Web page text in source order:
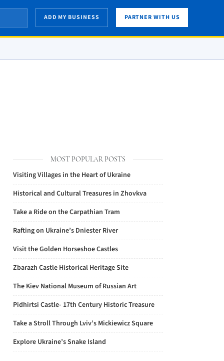
ADD MY BUSINESS PARTNER WITH US
MOST POPULAR POSTS
Visiting Villages in the Heart of Ukraine
Historical and Cultural Treasures in Zhovkva
Take a Ride on the Carpathian Tram
Rafting on Ukraine’s Dniester River
Visit the Golden Horseshoe Castles
Zbarazh Castle Historical Heritage Site
The Kiev National Museum of Russian Art
Pidhirtsi Castle- 17th Century Historic Treasure
Take a Stroll Through Lviv’s Mickiewicz Square
Explore Ukraine’s Snake Island